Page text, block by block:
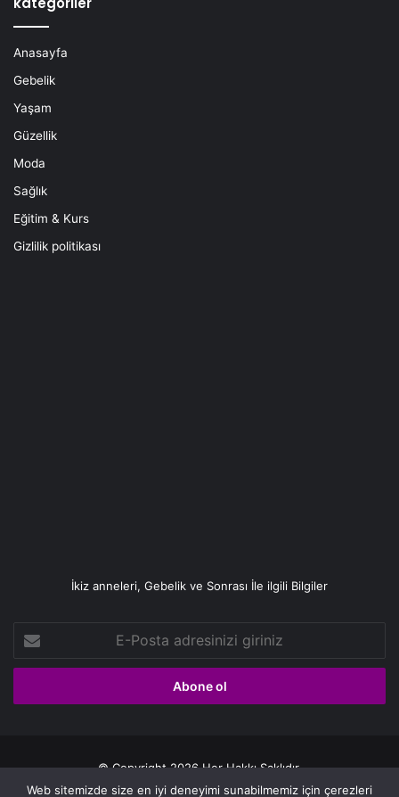
Anasayfa
Gebelik
Yaşam
Güzellik
Moda
Sağlık
Eğitim & Kurs
Gizlilik politikası
İkiz anneleri, Gebelik ve Sonrası İle ilgili Bilgiler
Posta
adresinizi
© Copyright 2026 Her Hakkı Saklıdır.
Web sitemizde size en iyi deneyimi sunabilmemiz için çerezleri